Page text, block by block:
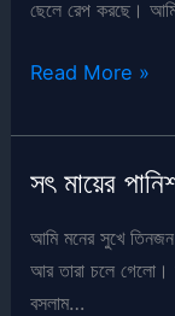
ছেলে রেপ করছে। আমি
সৎ
পানিশমেন্ট
Read More »
সৎ মায়ের
আমি মনের সুখে তিনজন
আর তারা চলে
বসলাম…